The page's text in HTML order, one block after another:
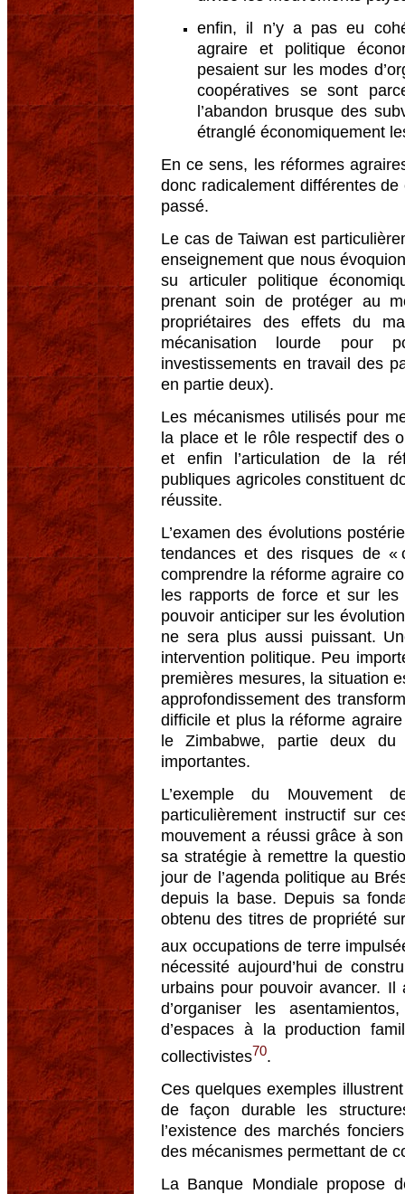
enfin, il n’y a pas eu
agraire et politique
pesaient sur les modes
coopératives se sont
l’abandon brusque des
étranglé économiquement
En ce sens, les réformes
donc radicalement différentes
passé.
Le cas de Taiwan est
enseignement que nous
su articuler politique
prenant soin de protéger au
propriétaires des effets du
mécanisation lourde pour
investissements en travail des
en partie deux).
Les mécanismes utilisés pour
la place et le rôle respectif des
et enfin l’articulation de la
publiques agricoles constituent
réussite.
L’examen des évolutions
tendances et des risques de «
comprendre la réforme agraire
les rapports de force et sur
pouvoir anticiper sur les
ne sera plus aussi puissant.
intervention politique. Peu
premières mesures, la situation
approfondissement des
difficile et plus la réforme
le Zimbabwe, partie deux
importantes.
L’exemple du
particulièrement instructif sur
mouvement a réussi grâce à
sa stratégie à remettre la
jour de l’agenda politique au
depuis la base. Depuis sa
obtenu des titres de propriété
aux occupations de terre
nécessité aujourd’hui de
urbains pour pouvoir avancer.
d’organiser les
d’espaces à la production
collectivistes70.
Ces quelques exemples
de façon durable les
l’existence des marchés
des mécanismes permettant de
La Banque Mondiale propose